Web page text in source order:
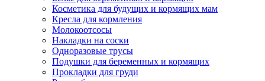
Косметика для будущих и кормящих мам
Кресла для кормления
Молокоотсосы
Накладки на соски
Одноразовые трусы
Подушки для беременных и кормящих
Прокладки для груди